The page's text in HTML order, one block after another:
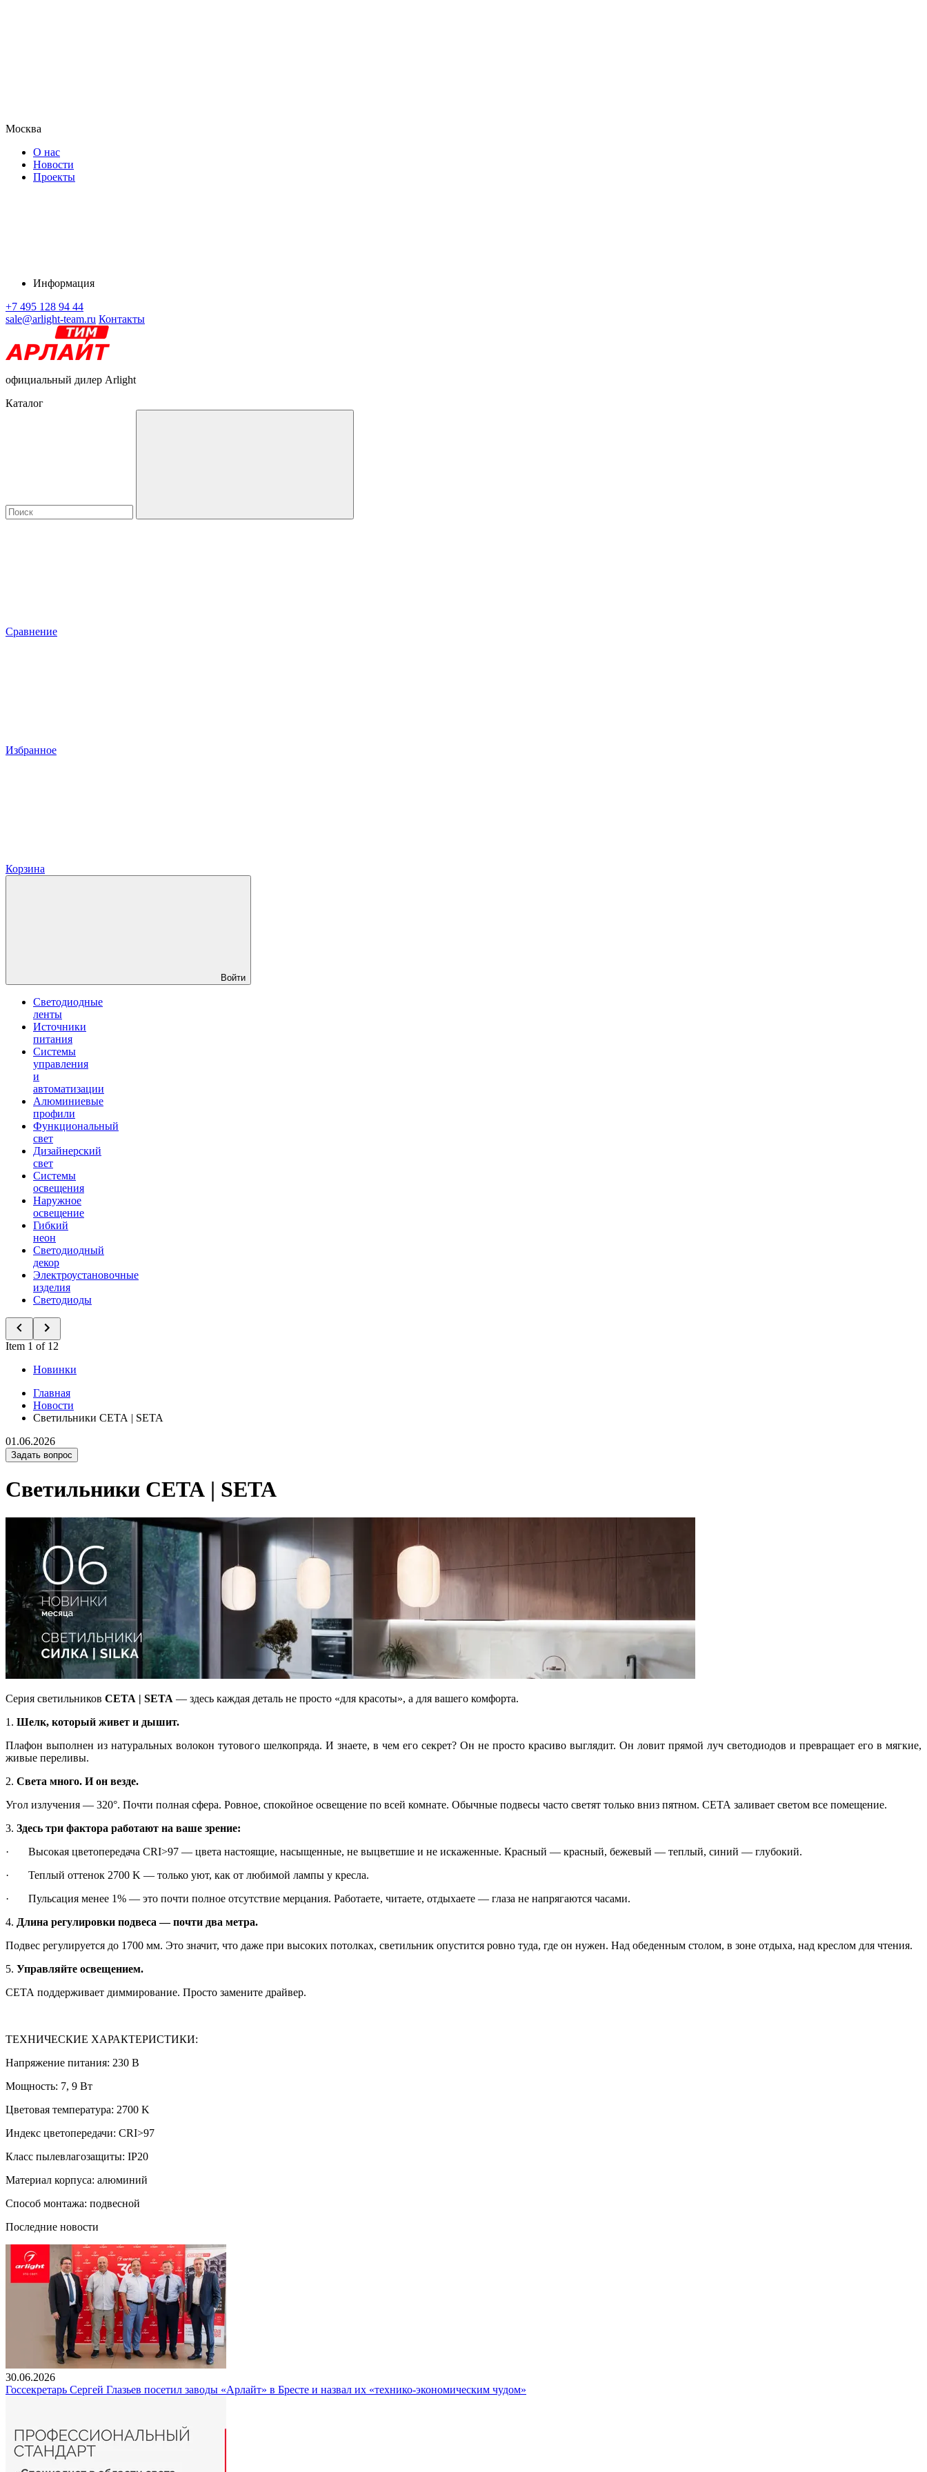
Москва
О нас
Новости
Проекты
Информация
+7 495 128 94 44
sale@arlight-team.ru Контакты
официальный дилер Arlight
Каталог
Сравнение
Избранное
Корзина
Войти
Светодиодные
ленты
Источники
питания
Системы
управления
и
автоматизации
Алюминиевые
профили
Функциональный
свет
Дизайнерский
свет
Системы
освещения
Наружное
освещение
Гибкий
неон
Светодиодный
декор
Электроустановочные
изделия
Светодиоды
Item 1 of 12
Новинки
Главная
Новости
Светильники СЕТА | SETA
01.06.2026
Задать вопрос
Светильники СЕТА | SETA
Серия светильников СЕТА | SETA — здесь каждая деталь не просто «для красоты», а для вашего комфорта.
1. Шелк, который живет и дышит.
Плафон выполнен из натуральных волокон тутового шелкопряда. И знаете, в чем его секрет? Он не просто красиво выглядит. Он ловит прямой луч светодиодов и превращает его в мягкие,
живые переливы.
2. Света много. И он везде.
Угол излучения — 320°. Почти полная сфера. Ровное, спокойное освещение по всей комнате. Обычные подвесы часто светят только вниз пятном. СЕТА заливает светом все помещение.
3. Здесь три фактора работают на ваше зрение:
· Высокая цветопередача CRI>97 — цвета настоящие, насыщенные, не выцветшие и не искаженные. Красный — красный, бежевый — теплый, синий — глубокий.
· Теплый оттенок 2700 K — только уют, как от любимой лампы у кресла.
· Пульсация менее 1% — это почти полное отсутствие мерцания. Работаете, читаете, отдыхаете — глаза не напрягаются часами.
4. Длина регулировки подвеса — почти два метра.
Подвес регулируется до 1700 мм. Это значит, что даже при высоких потолках, светильник опустится ровно туда, где он нужен. Над обеденным столом, в зоне отдыха, над креслом для чтения.
5. Управляйте освещением.
СЕТА поддерживает диммирование. Просто замените драйвер.
ТЕХНИЧЕСКИЕ ХАРАКТЕРИСТИКИ:
Напряжение питания: 230 В
Мощность: 7, 9 Вт
Цветовая температура: 2700 K
Индекс цветопередачи: CRI>97
Класс пылевлагозащиты: IP20
Материал корпуса: алюминий
Способ монтажа: подвесной
Последние новости
30.06.2026
Госсекретарь Сергей Глазьев посетил заводы «Арлайт» в Бресте и назвал их «технико-экономическим чудом»